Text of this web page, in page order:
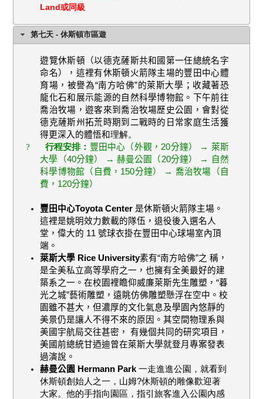
Land或同級
第七天 - 休斯頓市區遊
遊覽休斯頓（以德克薩斯共和國第一任總統名字
命名），這裡有休斯頓火箭隊主場的豐田中心體
育場，被譽為“南方哈佛”的萊斯大學；收藏著恐
龍化石和展示能源的自然科學博物館。下午前往
喬治牧場，遊客來到喬治牧場歷史公園，會對從
德克薩斯州拓荒時期到二戰時的日常家庭生活獲
得更深入的體悟和理解。
?
行程安排： 豐田中心（外觀， 20分鐘） → 萊斯
大學（40分鐘） → 赫曼公園（20分鐘） →
自然
科學博物館（自費， 150分鐘） → 喬治牧場（自
費， 120分鐘）
豐田中心Toyota Center是休斯頓火箭隊主場。
這裡是姚明效力數載的隊伍，退役後入選名人
堂，偉大的 11號球衣掛在豐田中心球場室內頂
端。
萊斯大學 Rice University素有“南方哈佛”之 稱，
是全美私立高等學府之一，也擁有全美最好的建
築系之一。在校園裡瞻仰威廉萊斯先生雕塑，“暮
光之城”藝術雕塑，遠眺仿佛雕塑懸浮在空中。校
園雖不甚大，但濃厚的文化氣息及學園內悠靜的
美景仍是讓人不得不來的原因。其空間物理系與
美國宇航局交往甚密， 有幾個共同的研究項目，
美國前總統甘迺迪曾在萊斯大學就登月專案發表
過演說。
赫曼公園 Hermann Park一走進進公園，就看到
休斯頓創始人之一，山姆?休斯頓的雕像歡迎著
大家。他的手指向園區，指引旅客進入公園內感